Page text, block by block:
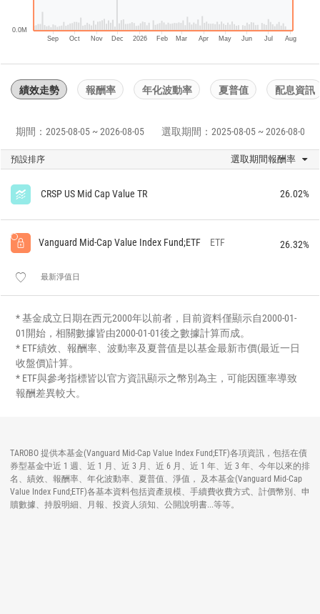
Sep Oct Nov Dec 2026 Feb Mar Apr May Jun Jul Aug
0.0M
績效走勢 報酬率 年化波動率 夏普值 配息資訊
期間：2025-08-05 ~ 2026-08-05 選取期間：2025-08-05 ~ 2026-08-05
預設排序 選取期間報酬率
CRSP US Mid Cap Value TR 26.02%
Vanguard Mid-Cap Value Index Fund;ETF ETF 26.32%
最新淨值日
* 基金成立日期在西元2000年以前者，目前資料僅顯示自2000-01-
01開始，相關數據皆由2000-01-01後之數據計算而成。
* ETF績效、報酬率、波動率及夏普值是以基金最新市價(最近一日
收盤價)計算。
* ETF與參考指標皆以官方資訊顯示之幣別為主，可能因匯率導致
報酬差異較大。
TAROBO 提供本基金(Vanguard Mid-Cap Value Index Fund;ETF)各項資訊，包括在債
券型基金中近 1 週、近 1 月、近 3 月、近 6 月、近 1 年、近 3 年、今年以來的排
名、績效、報酬率、年化波動率、夏普值、淨值， 及本基金(Vanguard Mid-Cap
Value Index Fund;ETF)各基本資料包括資產規模、手續費收費方式、計價幣別、申
贖數據、持股明細、月報、投資人須知、公開說明書...等等。